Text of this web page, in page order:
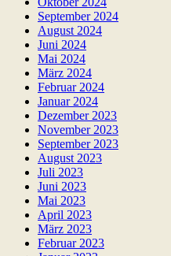
September 2024
August 2024
Juni 2024
Mai 2024
März 2024
Februar 2024
Januar 2024
Dezember 2023
November 2023
September 2023
August 2023
Juli 2023
Juni 2023
Mai 2023
April 2023
März 2023
Februar 2023